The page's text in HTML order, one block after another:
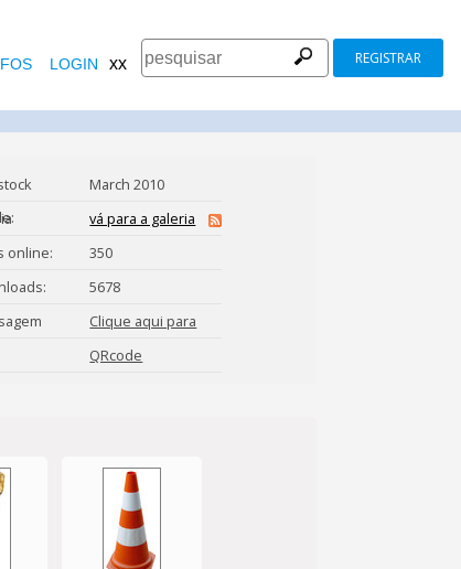
LOGIN xx REGISTRAR
March 2010
vá para a galeria
online:
350
5678
Clique aqui para
entrar em contato
QRcode